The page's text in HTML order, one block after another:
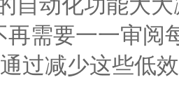
再需要一一审阅
过减少这些低